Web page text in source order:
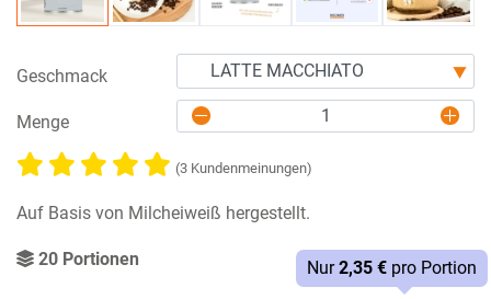
Geschmack
Menge
(3 Kundenmeinungen)
Auf Basis von Milcheiweiß hergestellt.
20 Portionen Nur2,35 € pro Portion